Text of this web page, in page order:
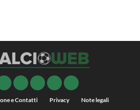
e Contatti Privacy Note legali